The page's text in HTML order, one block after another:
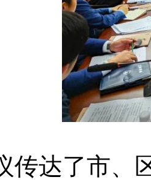
达了市、区